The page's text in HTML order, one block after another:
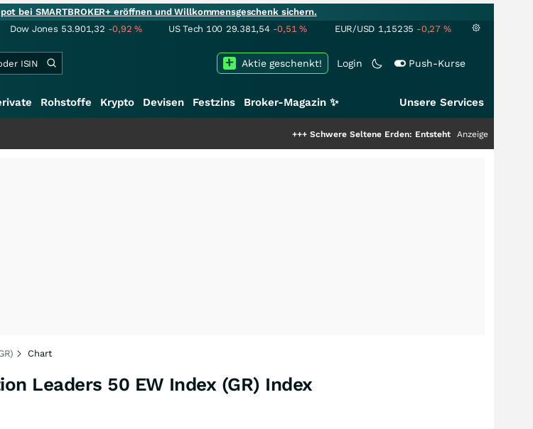
bei SMARTBROKER+ eröffnen und Willkommensgeschenk sichern.
Dow Jones 53.901,32 -0,92% US Tech 100 29.381,54 -0,51% EUR/USD 1,15235 -0,27 %
Login Push-Kurse
Aktie geschenkt!
Rohstoffe Krypto Devisen Festzins Broker-Magazin ✨ Unsere Services
Schwere Seltene Erden: Entsteht hier die nächste
Anzeige
Chart
Leaders 50 EW Index (GR) Index